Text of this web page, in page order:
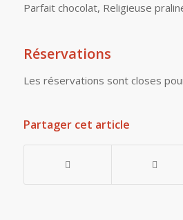
Parfait chocolat, Religieuse
Réservations
Les réservations sont closes
Partager cet article